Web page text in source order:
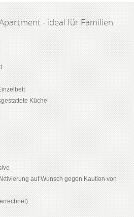
- ideal für Familien
Küche
auf Wunsch gegen Kaution von